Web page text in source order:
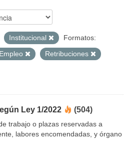
Institucional
Formatos:
Empleo
Retribuciones
Ley 1/2022 (504)
trabajo o plazas reservadas a
labores encomendadas, y órgano